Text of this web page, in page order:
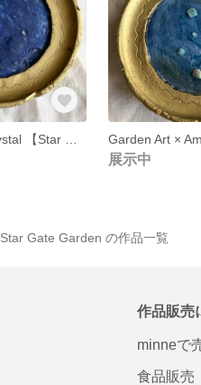
展示中
Star Gate Garden の作品一覧
作品販売
minneで
食品販売